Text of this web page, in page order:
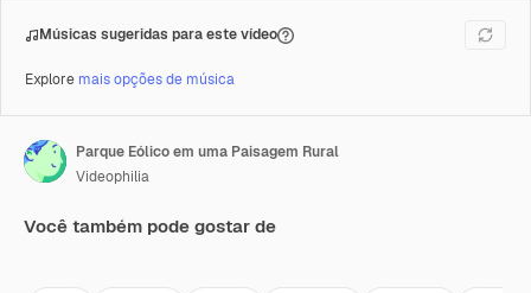
Músicas sugeridas para este vídeo
Explore mais opções de música
Parque Eólico em uma Paisagem Rural
Videophilia
Você também pode gostar de